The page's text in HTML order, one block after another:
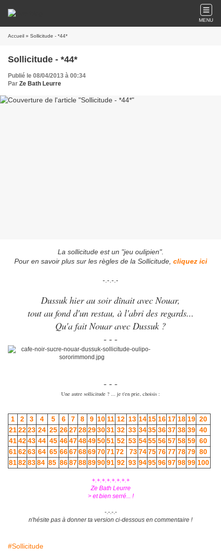
MENU
Accueil » Sollicitude - *44*
Sollicitude - *44*
Publié le 08/04/2013 à 00:34
Par Ze Bath Leurre
La sollicitude est un "jeu oulipien".
Pour en savoir plus sur les règles de la Sollicitude, cliquez ici
-.-.-.-
Dussuk hier au soir dînait avec Nouar,
tout au fond d'un restau, à l'abri des regards...
Qu'a fait Nouar avec Dussuk ?
- - -
- - -
Une autre sollicitude ? ... je t'en prie, choisis :
1 2 3 4 5 6 7 8 9 10 11 12 13 14 15 16 17 18 19 20
212223 24 25 262728293031 32 33 3435 36 37 38 39 40
414243 44 45 464748495051 52 53 5455 56 57 58 59 60
616263 64 65 66676869707172 737475 76 77 78 79 80
81828384 85 868788899091 92 93 9495 96 97 98 99 100
+.+.+.+.+.+.+.+
Ze Bath Leurre
> et bien serré... !
-.-.-.-
n'hésite pas à donner ta version ci-dessous en commentaire !
#Sollicitude